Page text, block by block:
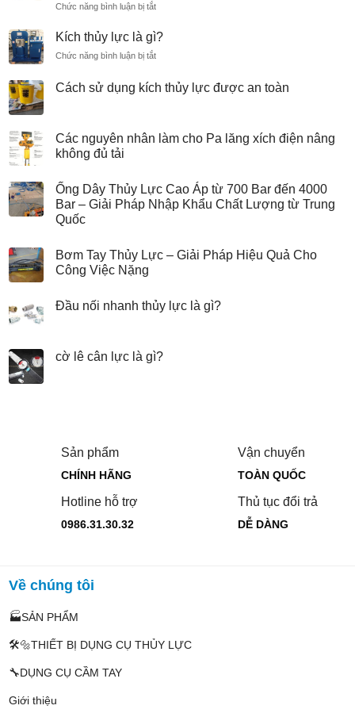
Chức năng bình luận bị tắtở
dẫn
dụng
châm
tay
Kích thủy lực là gì?
Chức năng bình luận bị tắtở
thủy
Cách sử dụng kích thủy lực được an toàn
Các nguyên nhân làm cho Pa lăng xích điện nâng
không đủ tải
Ống Dây Thủy Lực Cao Áp từ 700 Bar đến 4000
Bar – Giải Pháp Nhập Khẩu Chất Lượng từ Trung
Quốc
Bơm Tay Thủy Lực – Giải Pháp Hiệu Quả Cho
Công Việc Nặng
Đầu nối nhanh thủy lực là gì?
cờ lê cân lực là gì?
Sản phẩm
CHÍNH HÃNG
Vận chuyển
TOÀN QUỐC
Hotline hỗ trợ
0986.31.30.32
Thủ tục đổi trả
DỄ DÀNG
Về chúng tôi
🏭SẢN PHẨM
🛠️🔩THIẾT BỊ DỤNG CỤ THỦY LỰC
🔧DỤNG CỤ CẦM TAY
Giới thiệu